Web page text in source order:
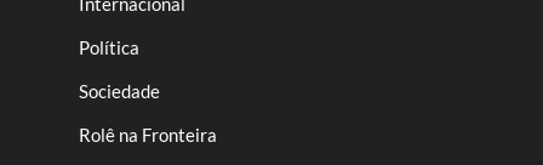
Política
Sociedade
Rolê na Fronteira